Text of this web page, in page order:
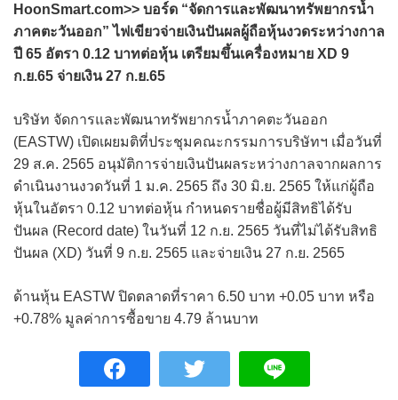
HoonSmart.com>> บอร์ด “จัดการและพัฒนาทรัพยากรน้ำ
ภาคตะวันออก” ไฟเขียวจ่ายเงินปันผลผู้ถือหุ้นงวดระหว่างกาล
ปี 65 อัตรา 0.12 บาทต่อหุ้น เตรียมขึ้นเครื่องหมาย XD 9
ก.ย.65 จ่ายเงิน 27 ก.ย.65
บริษัท จัดการและพัฒนาทรัพยากรน้ำภาคตะวันออก
(EASTW) เปิดเผยมติที่ประชุมคณะกรรมการบริษัทฯ เมื่อวันที่
29 ส.ค. 2565 อนุมัติการจ่ายเงินปันผลระหว่างกาลจากผลการ
ดำเนินงานงวดวันที่ 1 ม.ค. 2565 ถึง 30 มิ.ย. 2565 ให้แก่ผู้ถือ
หุ้นในอัตรา 0.12 บาทต่อหุ้น กำหนดรายชื่อผู้มีสิทธิได้รับ
ปันผล (Record date) ในวันที่ 12 ก.ย. 2565 วันที่ไม่ได้รับสิทธิ
ปันผล (XD) วันที่ 9 ก.ย. 2565 และจ่ายเงิน 27 ก.ย. 2565
ด้านหุ้น EASTW ปิดตลาดที่ราคา 6.50 บาท +0.05 บาท หรือ
+0.78% มูลค่าการซื้อขาย 4.79 ล้านบาท